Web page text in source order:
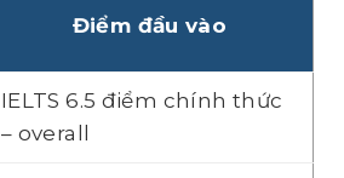
Điểm đầu vào
IELTS 6.5 điểm chính thức
– overall